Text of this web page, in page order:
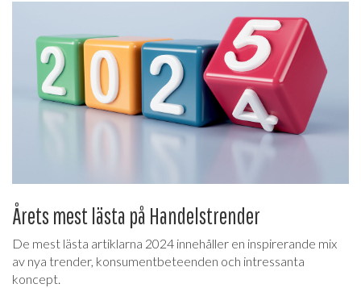
Årets mest lästa på Handelstrender
De mest lästa artiklarna 2024 innehåller en inspirerande mix
av nya trender, konsumentbeteenden och intressanta
koncept.